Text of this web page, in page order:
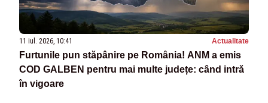
11 iul. 2026, 10:41 Actualitate
Furtunile pun stăpânire pe România! ANM a emis
COD GALBEN pentru mai multe județe: când intră
în vigoare